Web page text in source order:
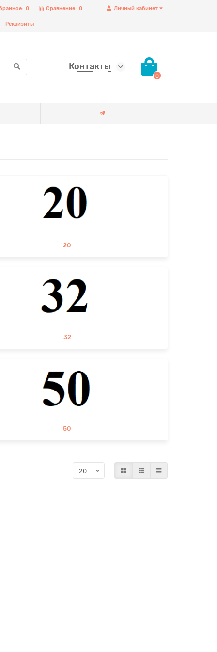
Личный кабинет
Сравнение: 0
0
Реквизиты
Контакты
0
20
32
50